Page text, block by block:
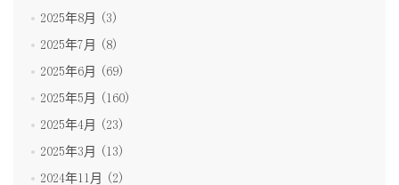
2025年8月 (3)
2025年7月 (8)
2025年6月 (69)
2025年5月 (160)
2025年4月 (23)
2025年3月 (13)
2024年11月 (2)